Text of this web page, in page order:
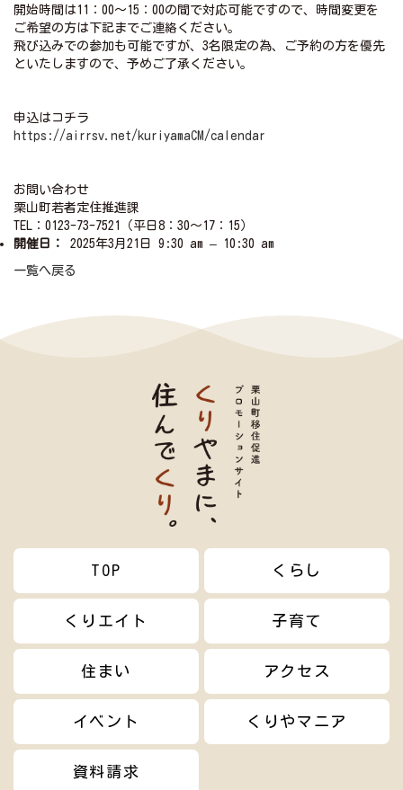
開始時間は11：00～15：00の間で対応可能ですので、時間変更を
ご希望の方は下記までご連絡ください。
飛び込みでの参加も可能ですが、3名限定の為、ご予約の方を優先
といたしますので、予めご了承ください。
申込はコチラ
https://airrsv.net/kuriyamaCM/calendar
お問い合わせ
栗山町若者定住推進課
TEL：0123-73-7521（平日8：30～17：15）
開催日：
2025年3月21日 9:30 am – 10:30 am
一覧へ戻る
TOP くらし
くりエイト 子育て
住まい アクセス
イベント くりやマニア
資料請求